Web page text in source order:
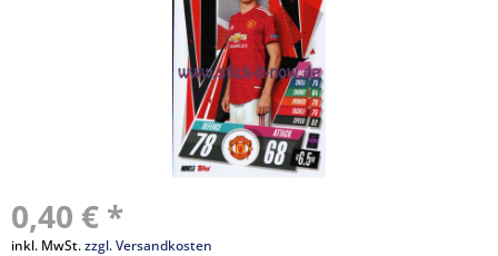
0,40 € *
inkl. MwSt.zzgl. Versandkosten